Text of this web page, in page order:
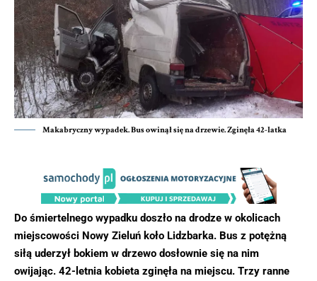
Makabryczny wypadek. Bus owinął się na drzewie. Zginęła 42-latka
Do śmiertelnego wypadku doszło na drodze w okolicach
miejscowości Nowy Zieluń koło Lidzbarka. Bus z potężną
siłą uderzył bokiem w drzewo dosłownie się na nim
owijając. 42-letnia kobieta zginęła na miejscu. Trzy ranne